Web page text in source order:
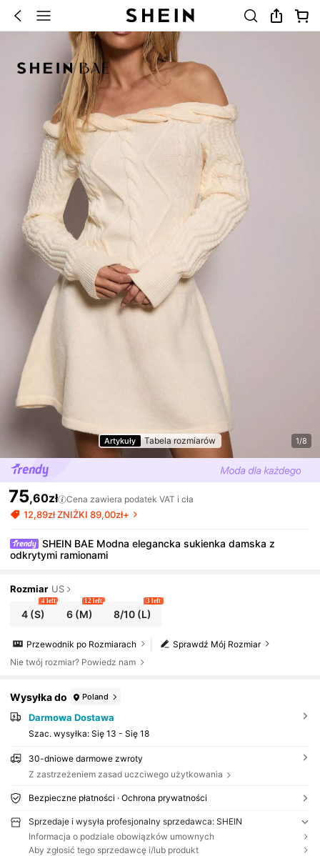
Artykuły Tabela rozmiarów 1/8
75,60zł Cena zawiera podatek VAT i cła
12,89zł ZNIŻKI 89,00zł+
SHEIN BAE Modna elegancka sukienka damska z
odkrytymi ramionami
Rozmiar US
4 (S)
4 left
6 (M)
12 left
8/10(L)
3 left
Sprawdź Mój Rozmiar
Przewodnik po Rozmiarach
Nie twój rozmiar? Powiedz nam
Wysyłka do Poland
Darmowa Dostawa
Szac. wysyłka: Się 13 - Się 18
30-dniowe darmowe zwroty
Z zastrzeżeniem zasad uczciwego użytkowania
Bezpieczne płatności · Ochrona prywatności
Sprzedaje i wysyła profesjonalny sprzedawca: SHEIN
Informacja o podziale obowiązków umownych
Aby zgłosić tego sprzedawcę i/lub produkt